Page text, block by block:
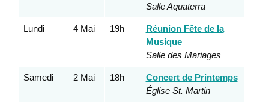
Salle Aquaterra
Lundi 4 Mai 19h
Réunion Fête de la
Musique
Salle des Mariages
Samedi 2 Mai 18h
Concert de Printemps
Église St. Martin